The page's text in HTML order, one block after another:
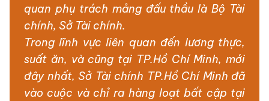
quan phụ trách mảng đấu thầu là Bộ Tài
chính, Sở Tài chính.
Trong lĩnh vực liên quan đến lương thực,
suất ăn, và cũng tại TP.Hồ Chí Minh, mới
đây nhất, Sở Tài chính TP.Hồ Chí Minh đã
vào cuộc và chỉ ra hàng loạt bất cập tại